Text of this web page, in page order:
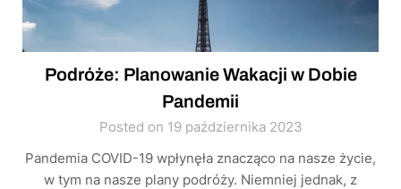
Podróże: Planowanie Wakacji w Dobie
Pandemii
Posted on 19 października 2023
Pandemia COVID-19 wpłynęła znacząco na nasze życie,
w tym na nasze plany podróży. Niemniej jednak, z